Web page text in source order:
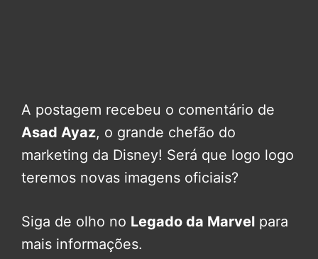
A postagem recebeu o comentário de
Asad Ayaz, o grande chefão do
marketing da Disney! Será que logo logo
teremos novas imagens oficiais?
Siga de olho no Legado da Marvel para
mais informações.